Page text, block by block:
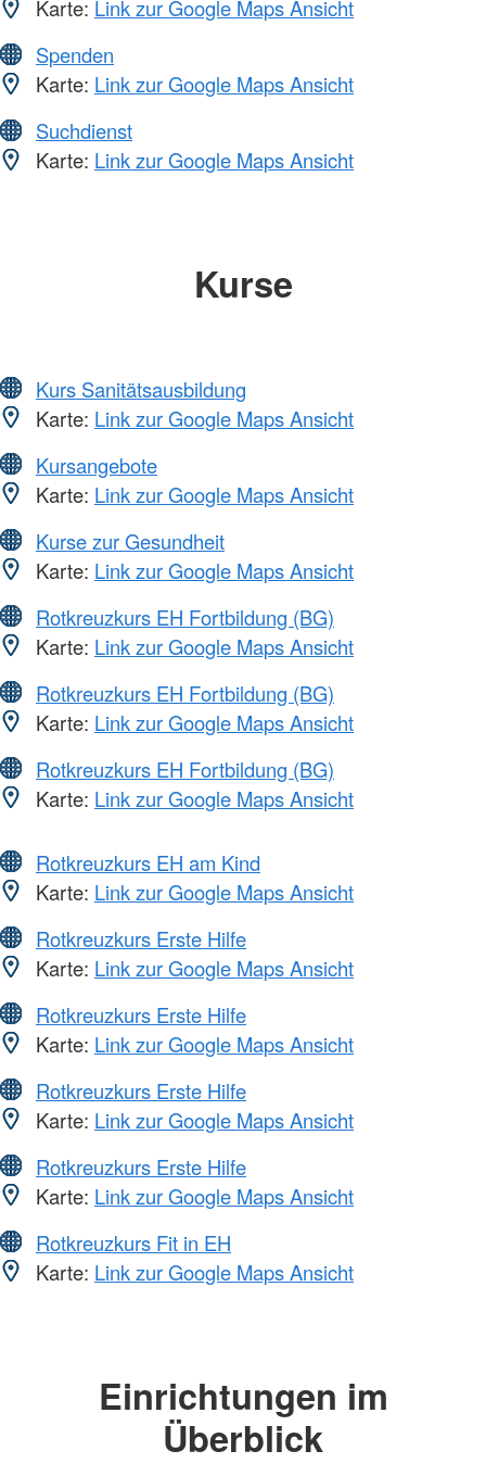
Karte: Link zur Google Maps Ansicht
Spenden
Karte: Link zur Google Maps Ansicht
Suchdienst
Karte: Link zur Google Maps Ansicht
Kurse
Kurs Sanitätsausbildung
Karte: Link zur Google Maps Ansicht
Kursangebote
Karte: Link zur Google Maps Ansicht
Kurse zur Gesundheit
Karte: Link zur Google Maps Ansicht
Rotkreuzkurs EH Fortbildung (BG)
Karte: Link zur Google Maps Ansicht
Rotkreuzkurs EH Fortbildung (BG)
Karte: Link zur Google Maps Ansicht
Rotkreuzkurs EH Fortbildung (BG)
Karte: Link zur Google Maps Ansicht
Rotkreuzkurs EH am Kind
Karte: Link zur Google Maps Ansicht
Rotkreuzkurs Erste Hilfe
Karte: Link zur Google Maps Ansicht
Rotkreuzkurs Erste Hilfe
Karte: Link zur Google Maps Ansicht
Rotkreuzkurs Erste Hilfe
Karte: Link zur Google Maps Ansicht
Rotkreuzkurs Erste Hilfe
Karte: Link zur Google Maps Ansicht
Rotkreuzkurs Fit in EH
Karte: Link zur Google Maps Ansicht
Einrichtungen im
Überblick